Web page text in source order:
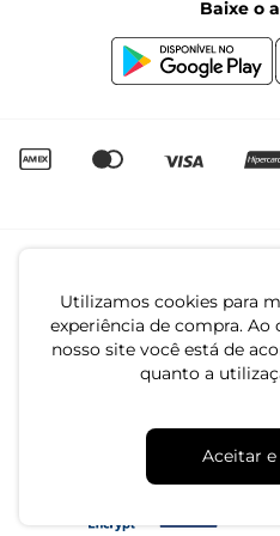
Utilizamos cookies para
experiência de compra.
nosso site você está de
quanto a
Aceitar
Canal de Denúncias | Ética
Igualdade Salarial
Baixe o
CNPJ:
Av. Maria Marangoni, 391 -